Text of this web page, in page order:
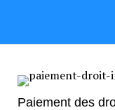
Paiement des